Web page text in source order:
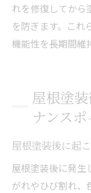
れを修復してから
を防ぎます。これ
機能性を長期間維
屋根塗
ナンスポ
屋根塗装後に起
屋根塗装後に発生
がれやひび割れ、